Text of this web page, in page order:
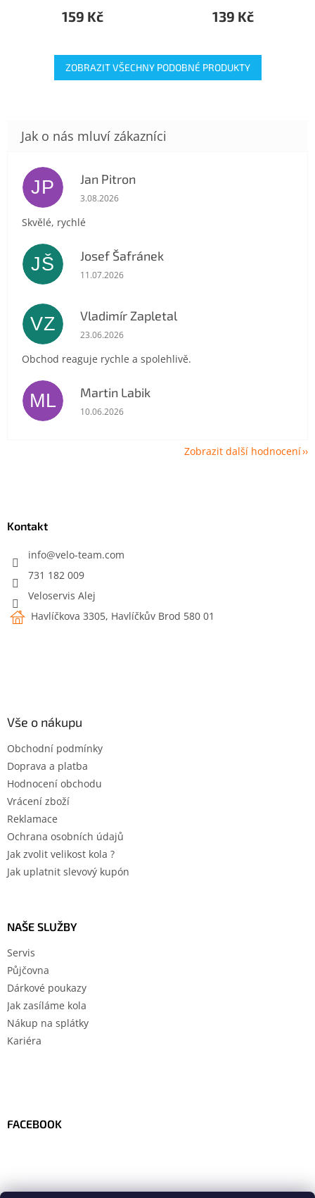
159 Kč 139 Kč
ZOBRAZIT VŠECHNY PODOBNÉ PRODUKTY
JP Jan Pitron
Hodnocení obchodu je 5 z 5 hvězdiček.
3.08.2026
Skvělé, rychlé
JŠ Josef Šafránek
Hodnocení obchodu je 5 z 5 hvězdiček.
11.07.2026
VZ Vladimír Zapletal
Hodnocení obchodu je 5 z 5 hvězdiček.
23.06.2026
Obchod reaguje rychle a spolehlivě.
ML Martin Labik
Hodnocení obchodu je 5 z 5 hvězdiček.
10.06.2026
Zobrazit další hodnocení
Kontakt
info@velo-team.com
731 182 009
Veloservis Alej
Havlíčkova 3305, Havlíčkův Brod 580 01
Vše o nákupu
Obchodní podmínky
Doprava a platba
Hodnocení obchodu
Vrácení zboží
Reklamace
Ochrana osobních údajů
Jak zvolit velikost kola ?
Jak uplatnit slevový kupón
NAŠE SLUŽBY
Servis
Půjčovna
Dárkové poukazy
Jak zasíláme kola
Nákup na splátky
Kariéra
FACEBOOK